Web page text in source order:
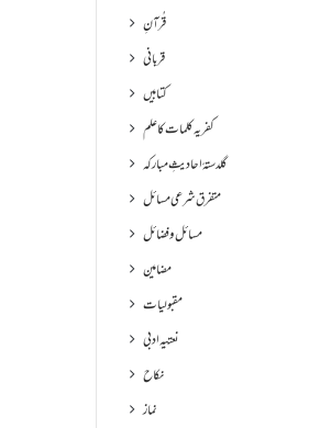
قُرآنِ
قربانی
کتابیں
کفریہ کلمات کا علم
گلدستۂ احادیثِ مبارکہ
متفرق شرعی مسائل
مسائل و فضائل
مضامین
مقبولیات
نعتیہ ادبی
نکاح
نماز